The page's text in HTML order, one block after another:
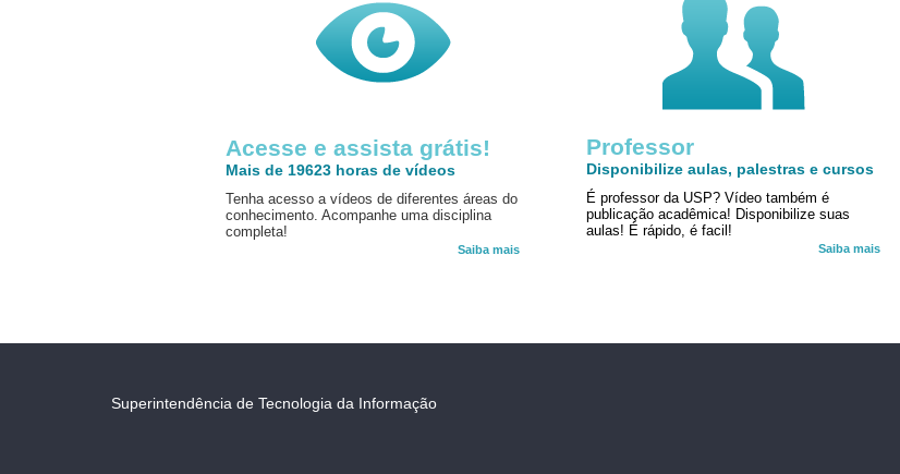
Acesse e assista grátis!
Mais de 19623 horas de vídeos
Tenha acesso a vídeos de diferentes áreas do
conhecimento. Acompanhe uma disciplina
completa!
Saiba mais
Professor
Disponibilize aulas, palestras e cursos
É professor da USP? Vídeo também é
publicação acadêmica! Disponibilize suas
aulas! É rápido, é facil!
Saiba mais
Superintendência de Tecnologia da Informação